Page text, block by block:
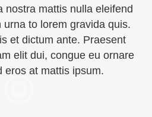
nostra mattis nulla eleifend
urna to lorem gravida quis.
et dictum ante. Praesent
elit dui, congue eu ornare
eros at mattis ipsum.